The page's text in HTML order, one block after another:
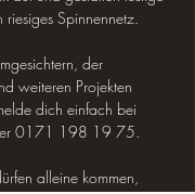
Spinnennetz.
der
weiteren Projekten
dich einfach bei
0171 198 19 75.
alleine kommen,